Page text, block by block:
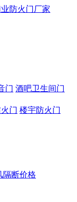
门 酒吧卫生间门
门 楼宇防火门
隔断价格